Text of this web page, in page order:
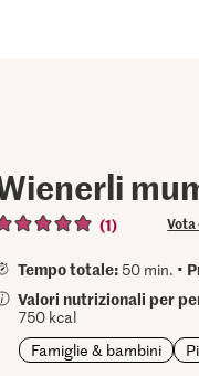
(1) Vota
Tempo totale: 50 min. •
Valori nutrizionali per
750 kcal
Famiglie & bambini